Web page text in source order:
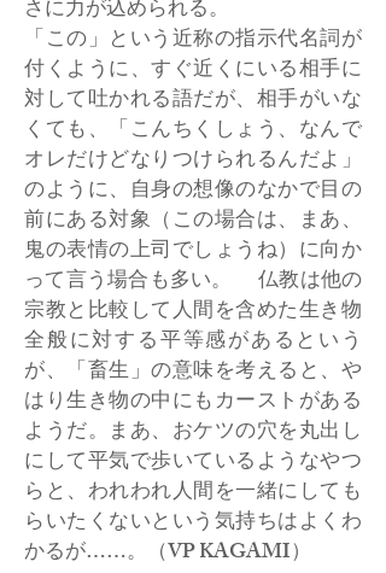
さに力が込められる。
「この」という近称の指示代名詞が
付くように、すぐ近くにいる相手に
対して吐かれる語だが、相手がいな
くても、「こんちくしょう、なんで
オレだけどなりつけられるんだよ」
のように、自身の想像のなかで目の
前にある対象（この場合は、まあ、
鬼の表情の上司でしょうね）に向か
って言う場合も多い。 仏教は他の
宗教と比較して人間を含めた生き物
全般に対する平等感があるという
が、「畜生」の意味を考えると、や
はり生き物の中にもカーストがある
ようだ。まあ、おケツの穴を丸出し
にして平気で歩いているようなやつ
らと、われわれ人間を一緒にしても
らいたくないという気持ちはよくわ
かるが……。（VP KAGAMI）